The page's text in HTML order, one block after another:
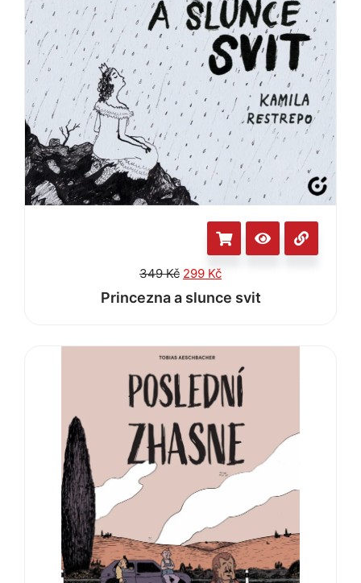
349Kč 299 Kč
Princezna a slunce svit